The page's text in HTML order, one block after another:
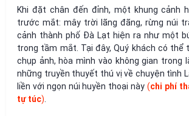
Khi đặt chân đến đỉnh, một khung cảnh
trước mắt: mây trời lãng đãng, rừng núi
cảnh thành phố Đà Lạt hiện ra như một
trong tầm mắt. Tại đây, Quý khách có thể
chụp ảnh, hòa mình vào không gian trong
những truyền thuyết thú vị về chuyện tình
liền với ngọn núi huyền thoại này (chi phí
tự túc)